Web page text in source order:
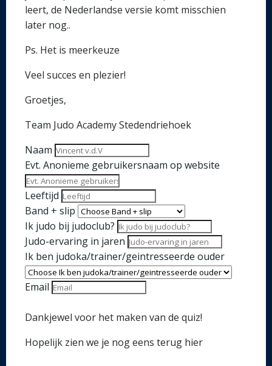
leert, de Nederlandse versie komt misschien
later nog..
Ps. Het is meerkeuze
Veel succes en plezier!
Groetjes,
Team Judo Academy Stedendriehoek
Naam
Evt. Anonieme gebruikersnaam op website
Leeftijd
Band + slip
Ik judo bij judoclub?
Judo-ervaring in jaren
Ik ben judoka/trainer/geintresseerde ouder
Email
Dankjewel voor het maken van de quiz!
Hopelijk zien we je nog eens terug hier